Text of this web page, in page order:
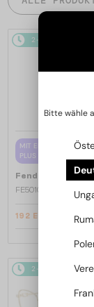
2-4 WERKTAGE
MIT EINER
PLUS 65 EUR
Fendi
FE50100I - 001 - 53
192 EUR 226 EUR
2-4 WERKTAGE
Bitte wähle